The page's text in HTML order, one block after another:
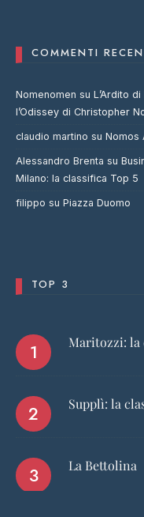
COMMENTI
Nomenomen su L’Ardito
l’Odissey di Christopher
claudio martino su Nomos
Alessandro Brenta su
Milano: la classifica Top 5
filippo su Piazza Duomo
TOP 3
Maritozzi: la
Supplì: la
La Bettolina